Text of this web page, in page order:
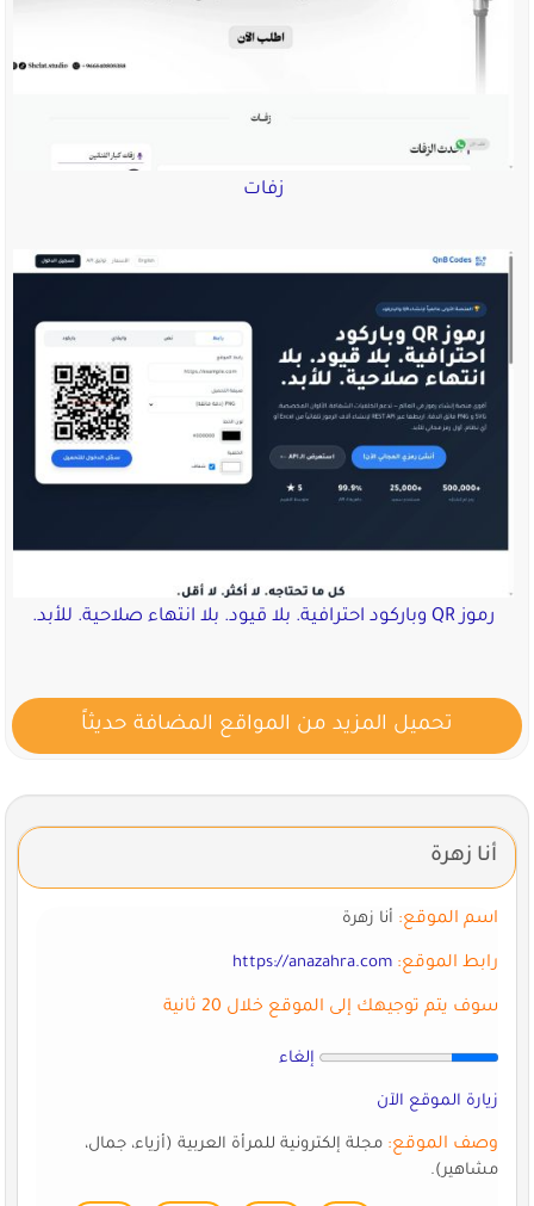
زفات
رموز QR وباركود احترافية. بلا قيود. بلا انتهاء صلاحية. للأبد.
تحميل المزيد من المواقع المضافة حديثاً
أنا زهرة
اسم الموقع:أنا زهرة
رابط الموقع: https://anazahra.com
سوف يتم توجيهك إلى الموقع خلال 20 ثانية
إلغاء
زيارة الموقع الآن
وصف الموقع:مجلة إلكترونية للمرأة العربية (أزياء، جمال،
مشاهير).